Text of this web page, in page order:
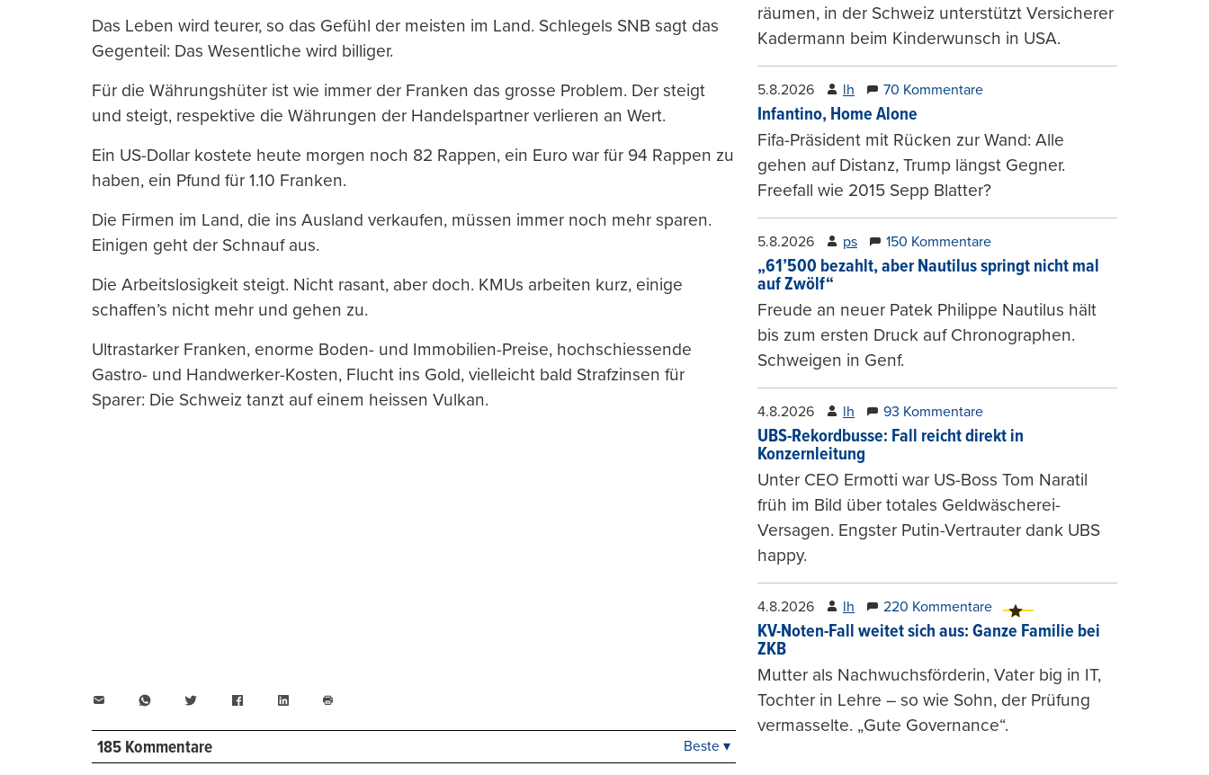
Das Leben wird teurer, so das Gefühl der meisten im Land. Schlegels SNB sagt das
Gegenteil: Das Wesentliche wird billiger.
Für die Währungshüter ist wie immer der Franken das grosse Problem. Der steigt
und steigt, respektive die Währungen der Handelspartner verlieren an Wert.
Ein US-Dollar kostete heute morgen noch 82 Rappen, ein Euro war für 94 Rappen zu
haben, ein Pfund für 1.10 Franken.
Die Firmen im Land, die ins Ausland verkaufen, müssen immer noch mehr sparen.
Einigen geht der Schnauf aus.
Die Arbeitslosigkeit steigt. Nicht rasant, aber doch. KMUs arbeiten kurz, einige
schaffen’s nicht mehr und gehen zu.
Ultrastarker Franken, enorme Boden- und Immobilien-Preise, hochschiessende
Gastro- und Handwerker-Kosten, Flucht ins Gold, vielleicht bald Strafzinsen für
Sparer: Die Schweiz tanzt auf einem heissen Vulkan.
WhatsAppTwitter FacebookLinkedIn
drucken
185 Kommentare Beste ▾
räumen, in der Schweiz unterstützt Versicherer
Kadermann beim Kinderwunsch in USA.
5.8.2026 lh 70 Kommentare
Infantino, Home Alone
Fifa-Präsident mit Rücken zur Wand: Alle
gehen auf Distanz, Trump längst Gegner.
Freefall wie 2015 Sepp Blatter?
5.8.2026 ps 150 Kommentare
„61’500 bezahlt, aber Nautilus springt nicht mal
auf Zwölf“
Freude an neuer Patek Philippe Nautilus hält
bis zum ersten Druck auf Chronographen.
Schweigen in Genf.
4.8.2026 lh 93 Kommentare
UBS-Rekordbusse: Fall reicht direkt in
Konzernleitung
Unter CEO Ermotti war US-Boss Tom Naratil
früh im Bild über totales Geldwäscherei-
Versagen. Engster Putin-Vertrauter dank UBS
happy.
4.8.2026 lh 220 Kommentare
KV-Noten-Fall weitet sich aus: Ganze Familie bei
ZKB
Mutter als Nachwuchsförderin, Vater big in IT,
Tochter in Lehre – so wie Sohn, der Prüfung
vermasselte. „Gute Governance“.